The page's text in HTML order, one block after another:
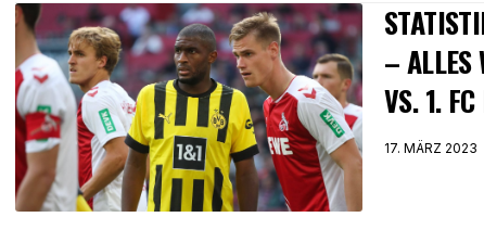
– ALLES
VS. 1.
17. MÄRZ 2023